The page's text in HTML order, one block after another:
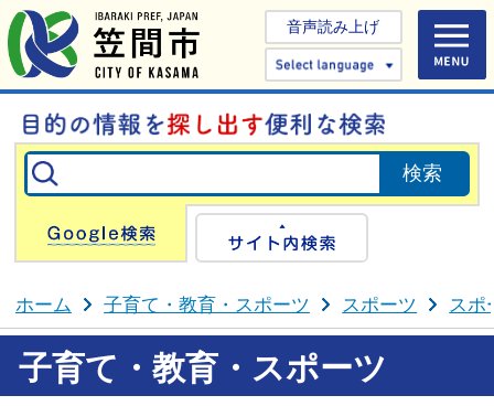
音声読み上げ
Select
Google検索
ホーム 子育て・教育・スポーツ スポーツ スポ
子育て・教育・スポーツ